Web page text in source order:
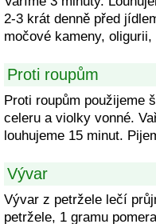
2-3 krát denně před
močové kameny, oligurii,
Proti roupům
Proti roupům použijeme
celeru a violky vonné.
louhujeme 15 minut.
Vývar
Vývar z petržele lečí
petržele, 1 gramu